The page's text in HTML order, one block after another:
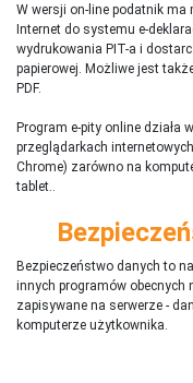
W wersji on-line podatnik ma
Internet do systemu e-
wydrukowania PIT-a i
papierowej. Możliwe jest
PDF.
Program e-pity online działa
przeglądarkach
Chrome) zarówno na
tablet..
Bezpieczeństwo danych to
innych programów obecnych
zapisywane na serwerze -
komputerze użytkownika.